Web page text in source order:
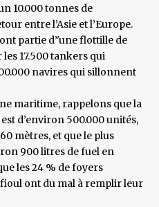
10.000 tonnes de
entre l’Asie et l’Europe.
partie d’'une flottille de
17.500 tankers qui
navires qui sillonnent
maritime, rappelons que la
d’environ 500.000 unités,
mètres, et que le plus
900 litres de fuel en
les 24 % de foyers
ont du mal à remplir leur